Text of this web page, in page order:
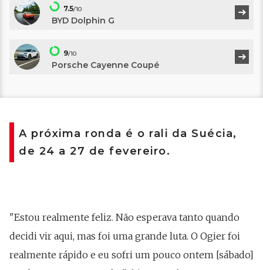
7.5/10
BYD Dolphin G
9/10
Porsche Cayenne Coupé
A próxima ronda é o rali da Suécia,
de 24 a 27 de fevereiro.
"Estou realmente feliz. Não esperava tanto quando
decidi vir aqui, mas foi uma grande luta. O Ogier foi
realmente rápido e eu sofri um pouco ontem [sábado]